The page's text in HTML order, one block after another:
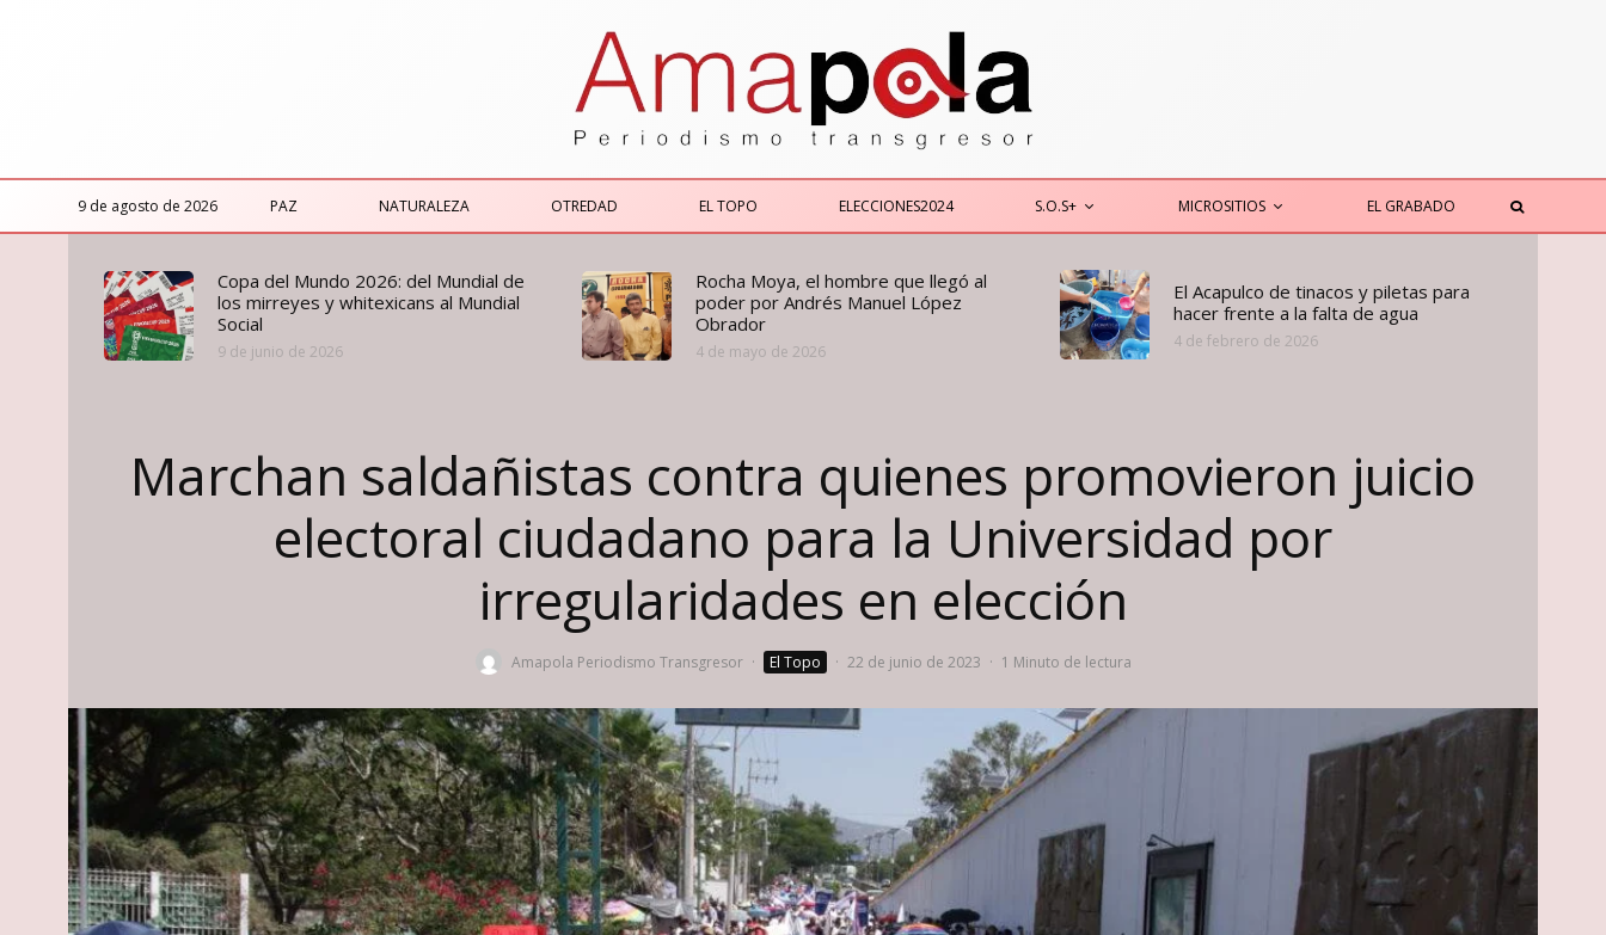
9 de agosto de 2026 PAZ NATURALEZA OTREDAD EL TOPO ELECCIONES2024 S.O.S+ MICROSITIOS EL GRABADO
Copa del Mundo 2026: del Mundial de
los mirreyes y whitexicans al Mundial
Social
9 de junio de 2026
Rocha Moya, el hombre que llegó al
poder por Andrés Manuel López
Obrador
4 de mayo de 2026
El Acapulco de tinacos y piletas para
hacer frente a la falta de agua
4 de febrero de 2026
Marchan saldañistas contra quienes promovieron juicio
electoral ciudadano para la Universidad por
irregularidades en elección
Amapola Periodismo Transgresor · El Topo · 22 de junio de 2023 · 1 Minuto de lectura